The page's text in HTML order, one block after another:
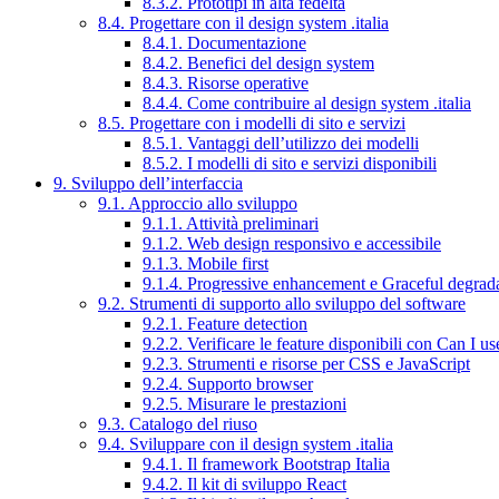
8.4. Progettare con il design system .italia
8.4.1. Documentazione
8.4.2. Benefici del design system
8.4.3. Risorse operative
8.4.4. Come contribuire al design system .italia
8.5. Progettare con i modelli di sito e servizi
8.5.1. Vantaggi dell’utilizzo dei modelli
8.5.2. I modelli di sito e servizi disponibili
9. Sviluppo dell’interfaccia
9.1. Approccio allo sviluppo
9.1.1. Attività preliminari
9.1.2. Web design responsivo e accessibile
9.1.3. Mobile first
9.1.4. Progressive enhancement e Graceful
9.2. Strumenti di supporto allo sviluppo del software
9.2.1. Feature detection
9.2.2. Verificare le feature disponibili con Can I
9.2.3. Strumenti e risorse per CSS e JavaScript
9.2.4. Supporto browser
9.2.5. Misurare le prestazioni
9.3. Catalogo del riuso
9.4. Sviluppare con il design system .italia
9.4.1. Il framework Bootstrap Italia
9.4.2. Il kit di sviluppo React